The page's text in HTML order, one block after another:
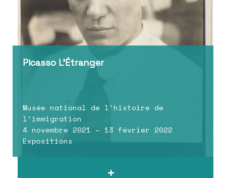
Picasso L’Étranger
Musée national de l’histoire de
l’immigration
4 novembre 2021 – 13 février 2022
Expositions